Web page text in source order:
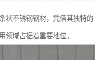
状不锈钢钢材，凭借其独特的
领域占据着重要地位。